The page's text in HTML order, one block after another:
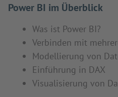
Power BI im Überblick
Was ist Power BI?
Verbinden mit
Modellierung von
Einführung in DAX
Visualisierung von